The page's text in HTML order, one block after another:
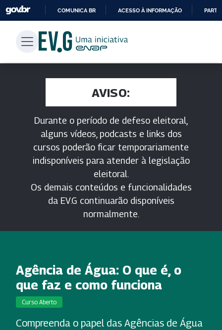
PARA
CONTEÚDO
COMUNICA BR ACESSO À INFORMAÇÃO
AVISO:
Durante o período de defeso eleitoral,
alguns vídeos, podcasts e links dos
cursos poderão ficar temporariamente
indisponíveis para atender à legislação
eleitoral.
Os demais conteúdos e funcionalidades
da EV.G continuarão disponíveis
normalmente.
Agência de Água: O que é, o
que faz e como funciona
Curso Aberto
Compreenda o papel das Agências de Água